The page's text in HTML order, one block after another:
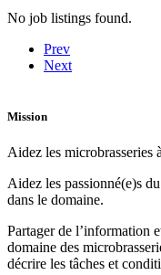
No job listings found.
Prev
Next
Mission
Aidez les microbrasseries
Aidez les passionné(e)s
dans le domaine.
Partager de l’information
domaine des
décrire les tâches et